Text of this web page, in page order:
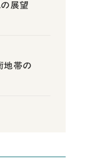
の展望
地帯の